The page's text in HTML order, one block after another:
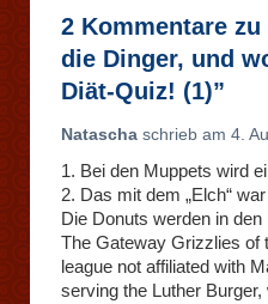
2 Kommentare
die Dinger, und
Diät-Quiz! (1)”
Natascha schrieb am 4.
1. Bei den Muppets wird
2. Das mit dem „Elch“
Die Donuts werden in
The Gateway Grizzlies of
league not affiliated with
serving the Luther